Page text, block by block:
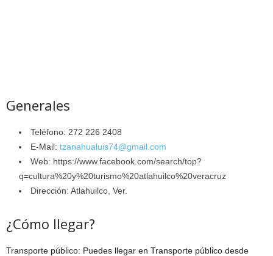
Generales
Teléfono: 272 226 2408
E-Mail: tzanahualuis74@gmail.com
Web: https://www.facebook.com/search/top?
q=cultura%20y%20turismo%20atlahuilco%20veracruz
Dirección: Atlahuilco, Ver.
¿Cómo llegar?
Transporte público: Puedes llegar en Transporte público desde